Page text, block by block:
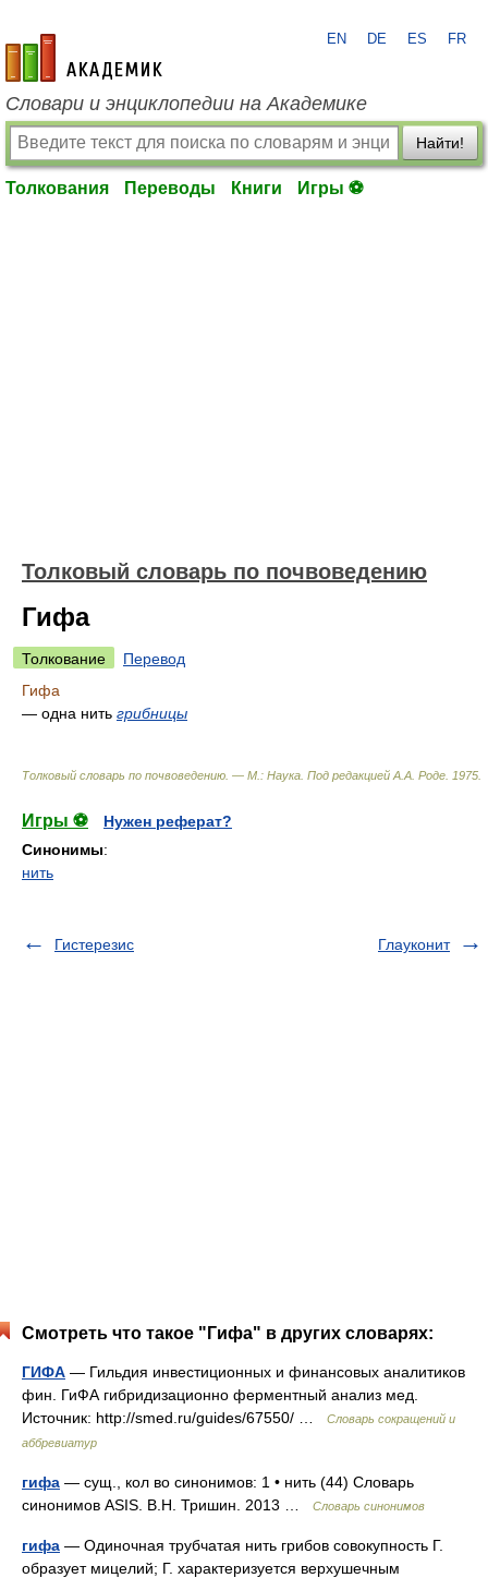
academic.ru
EN DE ES FR
Словари и энциклопедии на Академике
Найти!
Толкования Переводы Книги Игры ⚽
Толковый словарь по почвоведению
Гифа
Толкование
Перевод
Гифа
— одна нить грибницы
Толковый словарь по почвоведению. — М.: Наука Под редакцией А.А. Роде 1975
Игры ⚽
Нужен реферат?
Синонимы:
нить
Гистерезис Глауконит
Смотреть что такое "Гифа" в других словарях:
ГИФА — Гильдия инвестиционных и финансовых аналитиков
фин. ГиФА гибридизационно ферментный анализ мед.
Источник: http://smed.ru/guides/67550/ …
Словарь сокращений и
аббревиатур
гифа — сущ., кол во синонимов: 1 • нить (44) Словарь
синонимов ASIS. В.Н. Тришин. 2013 …
Словарь синонимов
гифа — Одиночная трубчатая нить грибов совокупность Г.
образует мицелий; Г. характеризуется верхушечным